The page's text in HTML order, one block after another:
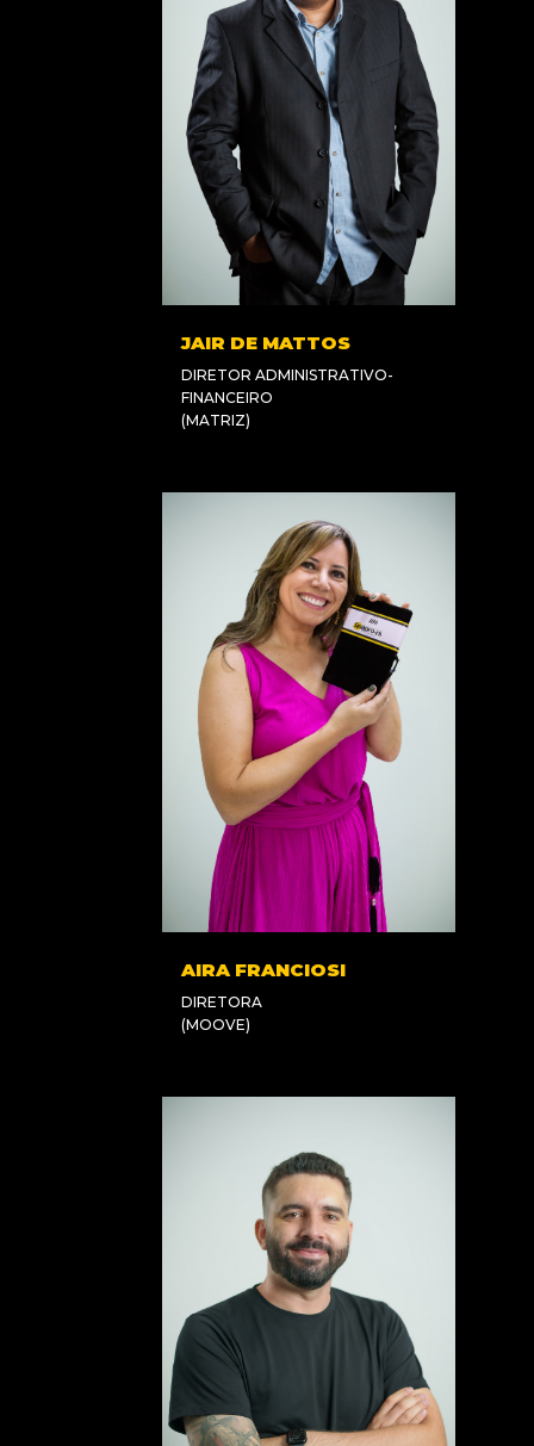
JAIR DE MATTOS
DIRETOR ADMINISTRATIVO-
FINANCEIRO
(MATRIZ)
AIRA FRANCIOSI
DIRETORA
(MOOVE)